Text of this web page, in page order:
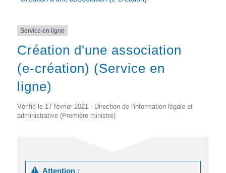
Service en ligne
Création d'une association
(e-création) (Service en
ligne)
Vérifié le 17 février 2021 - Direction de l'information légale et
administrative (Première ministre)
Attention :